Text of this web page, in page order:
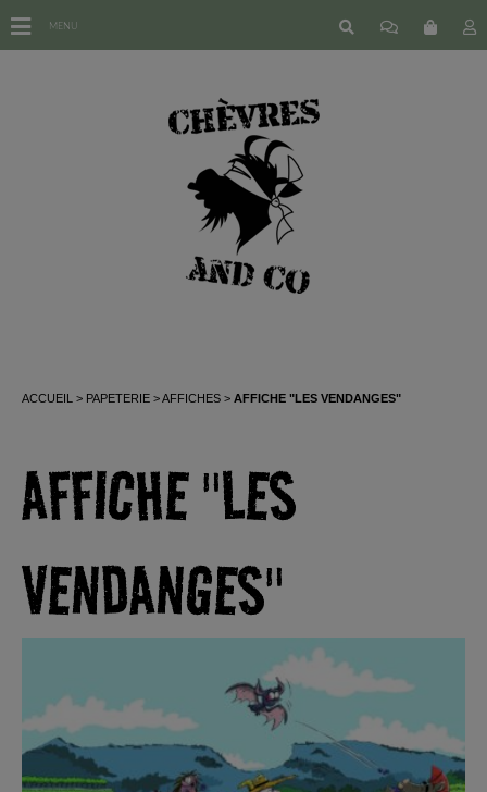
ACCUEIL PAPETERIE AFFICHES AFFICHE "LES VENDANGES"
AFFICHE "LES
VENDANGES"
MENU